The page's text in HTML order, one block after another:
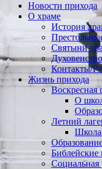
Новости прихода
О храме
История
Святыни
Духовенство
Контакты/
Жизнь прихода
Воскресная
О
Летний
Библейские
Социальная